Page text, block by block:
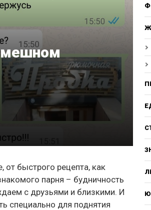
от быстрого рецепта, как
парня – будничность
с друзьями и близкими. И
специально для поднятия